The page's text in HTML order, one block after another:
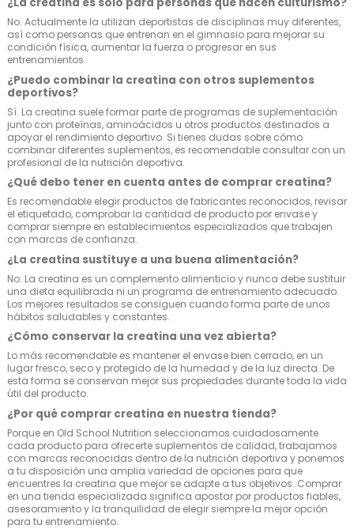
No. Actualmente la utilizan deportistas de disciplinas muy diferentes,
así como personas que entrenan en el gimnasio para mejorar su
condición física, aumentar la fuerza o progresar en sus
entrenamientos.
¿Puedo combinar la creatina con otros suplementos
deportivos?
Sí. La creatina suele formar parte de programas de suplementación
junto con proteínas, aminoácidos u otros productos destinados a
apoyar el rendimiento deportivo. Si tienes dudas sobre cómo
combinar diferentes suplementos, es recomendable consultar con un
profesional de la nutrición deportiva.
¿Qué debo tener en cuenta antes de comprar creatina?
Es recomendable elegir productos de fabricantes reconocidos, revisar
el etiquetado, comprobar la cantidad de producto por envase y
comprar siempre en establecimientos especializados que trabajen
con marcas de confianza.
¿La creatina sustituye a una buena alimentación?
No. La creatina es un complemento alimenticio y nunca debe sustituir
una dieta equilibrada ni un programa de entrenamiento adecuado.
Los mejores resultados se consiguen cuando forma parte de unos
hábitos saludables y constantes.
¿Cómo conservar la creatina una vez abierta?
Lo más recomendable es mantener el envase bien cerrado, en un
lugar fresco, seco y protegido de la humedad y de la luz directa. De
esta forma se conservan mejor sus propiedades durante toda la vida
útil del producto.
¿Por qué comprar creatina en nuestra tienda?
Porque en Old School Nutrition seleccionamos cuidadosamente
cada producto para ofrecerte suplementos de calidad, trabajamos
con marcas reconocidas dentro de la nutrición deportiva y ponemos
a tu disposición una amplia variedad de opciones para que
encuentres la creatina que mejor se adapte a tus objetivos. Comprar
en una tienda especializada significa apostar por productos fiables,
asesoramiento y la tranquilidad de elegir siempre la mejor opción
para tu entrenamiento.